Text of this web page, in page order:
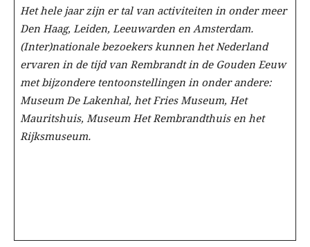
Het hele jaar zijn er tal van activiteiten in onder meer
Den Haag, Leiden, Leeuwarden en Amsterdam.
(Inter)nationale bezoekers kunnen het Nederland
ervaren in de tijd van Rembrandt in de Gouden Eeuw
met bijzondere tentoonstellingen in onder andere:
Museum De Lakenhal, het Fries Museum, Het
Mauritshuis, Museum Het Rembrandthuis en het
Rijksmuseum.